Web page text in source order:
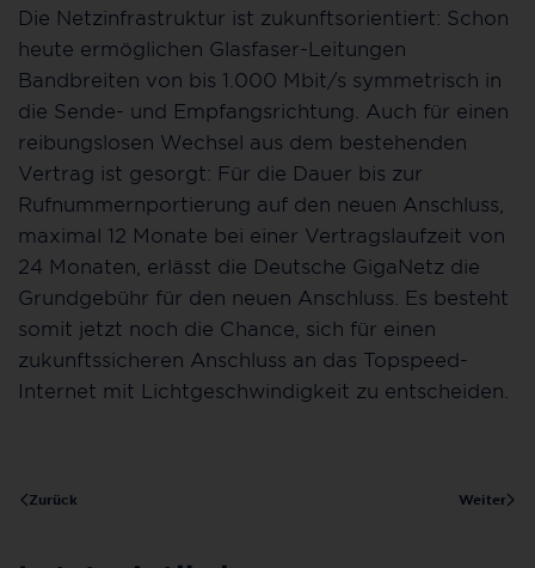
Die Netzinfrastruktur ist zukunftsorientiert: Schon
heute ermöglichen Glasfaser-Leitungen
Bandbreiten von bis 1.000 Mbit/s symmetrisch in
die Sende- und Empfangsrichtung. Auch für einen
reibungslosen Wechsel aus dem bestehenden
Vertrag ist gesorgt: Für die Dauer bis zur
Rufnummernportierung auf den neuen Anschluss,
maximal 12 Monate bei einer Vertragslaufzeit von
24 Monaten, erlässt die Deutsche GigaNetz die
Grundgebühr für den neuen Anschluss. Es besteht
somit jetzt noch die Chance, sich für einen
zukunftssicheren Anschluss an das Topspeed-
Internet mit Lichtgeschwindigkeit zu entscheiden.
Zurück Weiter